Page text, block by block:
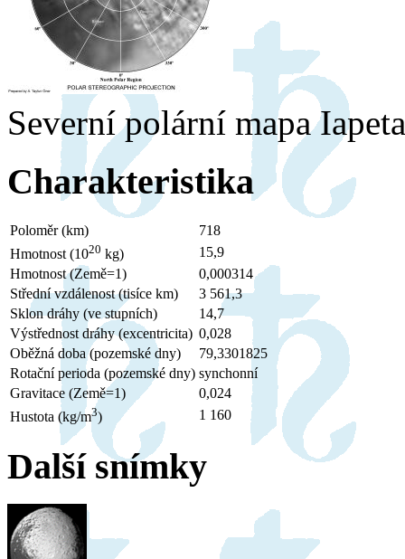
Severní polární mapa Iapeta
Charakteristika
Poloměr (km)
718
Hmotnost (1020 kg)
15,9
Hmotnost (Země=1)
0,000314
Střední vzdálenost (tisíce km)
3 561,3
Sklon dráhy (ve stupních)
14,7
Výstřednost dráhy (excentricita) 0,028
Oběžná doba (pozemské dny)
79,3301825
Rotační perioda (pozemské dny) synchonní
Gravitace (Země=1)
0,024
Hustota (kg/m3) 1 160
Další snímky